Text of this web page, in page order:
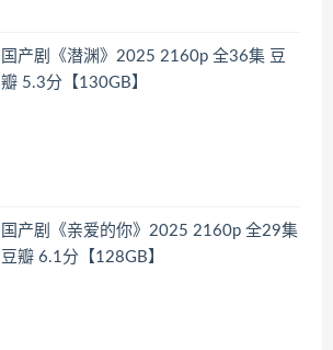
国产剧《潜渊》2025 2160p 全36集 豆
瓣 5.3分【130GB】
国产剧《亲爱的你》2025 2160p 全29集
豆瓣 6.1分【128GB】